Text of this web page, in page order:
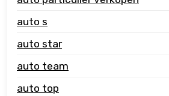
auto s
auto star
auto team
auto top